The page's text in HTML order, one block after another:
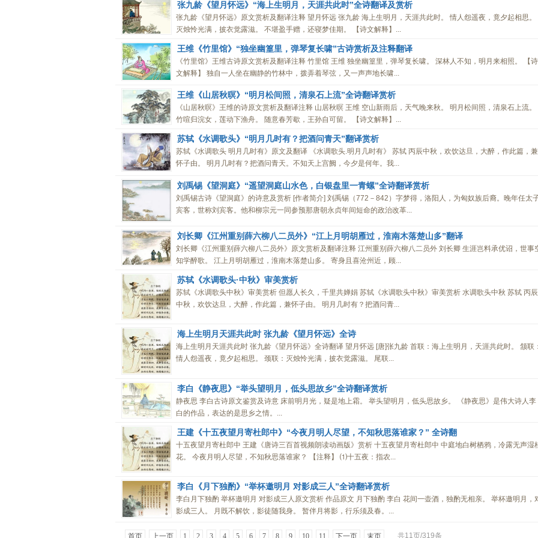
张九龄《望月怀远》“海上生明月，天涯共此时”全诗翻译及赏析
张九龄《望月怀远》原文赏析及翻译注释 望月怀远 张九龄 海上生明月，天涯共此时。 情人怨遥夜，竟夕起相思。
灭烛怜光满，披衣觉露滋。 不堪盈手赠，还寝梦佳期。 【诗文解释】...
王维《竹里馆》“独坐幽篁里，弹琴复长啸”古诗赏析及注释翻译
《竹里馆》王维古诗原文赏析及翻译注释 竹里馆 王维 独坐幽篁里，弹琴复长啸。 深林人不知，明月来相照。 【诗
文解释】 独自一人坐在幽静的竹林中，拨弄着琴弦，又一声声地长啸...
王维《山居秋暝》“明月松间照，清泉石上流”全诗翻译赏析
《山居秋暝》王维的诗原文赏析及翻译注释 山居秋暝 王维 空山新雨后，天气晚来秋。 明月松间照，清泉石上流。
竹喧归浣女，莲动下渔舟。 随意春芳歇，王孙自可留。 【诗文解释】...
苏轼《水调歌头》“明月几时有？把酒问青天”翻译赏析
苏轼《水调歌头 明月几时有》原文及翻译 《水调歌头.明月几时有》 苏轼 丙辰中秋，欢饮达旦，大醉，作此篇，兼
怀子由。 明月几时有？把酒问青天。不知天上宫阙，今夕是何年。我...
刘禹锡《望洞庭》“遥望洞庭山水色，白银盘里一青螺”全诗翻译赏析
刘禹锡古诗《望洞庭》的诗意及赏析 [作者简介] 刘禹锡（772－842）字梦得，洛阳人，为匈奴族后裔。晚年任太
宾客，世称刘宾客。他和柳宗元一同参预那唐朝永贞年间短命的政治改革...
刘长卿《江州重别薛六柳八二员外》“江上月明胡雁过，淮南木落楚山多”翻译
刘长卿《江州重别薛六柳八二员外》原文赏析及翻译注释 江州重别薛六柳八二员外 刘长卿 生涯岂料承优诏，世事
知学醉歌。 江上月明胡雁过，淮南木落楚山多。 寄身且喜沧州近，顾...
苏轼《水调歌头·中秋》审美赏析
苏轼《水调歌头中秋》审美赏析 但愿人长久，千里共婵娟 苏轼《水调歌头中秋》审美赏析 水调歌头中秋 苏轼 丙辰
中秋，欢饮达旦，大醉，作此篇，兼怀子由。 明月几时有？把酒问青...
海上生明月天涯共此时 张九龄《望月怀远》全诗
海上生明月天涯共此时 张九龄《望月怀远》全诗翻译 望月怀远 [唐]张九龄 首联：海上生明月，天涯共此时。 颔联
情人怨遥夜，竟夕起相思。 颈联：灭烛怜光满，披衣觉露滋。 尾联...
李白《静夜思》“举头望明月，低头思故乡”全诗翻译赏析
静夜思 李白古诗原文鉴赏及诗意 床前明月光，疑是地上霜。 举头望明月，低头思故乡。 《静夜思》是伟大诗人李
白的作品，表达的是思乡之情。...
王建《十五夜望月寄杜郎中》“今夜月明人尽望，不知秋思落谁家？” 全诗翻
十五夜望月寄杜郎中 王建《唐诗三百首视频朗读动画版》赏析 十五夜望月寄杜郎中 中庭地白树栖鸦，冷露无声湿
花。 今夜月明人尽望，不知秋思落谁家？ 【注释】 ⑴十五夜：指农...
李白《月下独酌》“举杯邀明月 对影成三人”全诗翻译赏析
李白月下独酌 举杯邀明月 对影成三人原文赏析 作品原文 月下独酌 李白 花间一壶酒，独酌无相亲。 举杯邀明月，
影成三人。 月既不解饮，影徒随我身。 暂伴月将影，行乐须及春。...
共11页/319条